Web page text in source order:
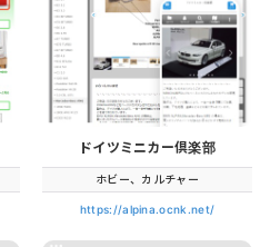
ドイツミニカー倶楽部
ホビー、カルチャー
https://alpina.ocnk.net/